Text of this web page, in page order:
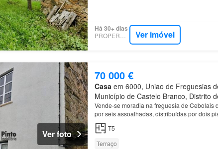
Há 30+ dias
Ver imóvel
Ver foto
70 000 €
Casaem 6000, Uniao de Freguesias
Município de Castelo Branco, Distrito
Vende-se moradia na freguesia de Cebolais
por seis assoalhadas, distribuídas por dois
T5
Terraço